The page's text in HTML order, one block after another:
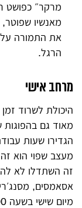
מרקר״ כפושט
מאנשיו
את התמורה על
הרגל.
מרחב אישי
היכולת לשרוד זמן
מאוד גם
הגדירו שעות
מעצב שפוי הוא זה
זה השתדלו לא
אסאמסים,